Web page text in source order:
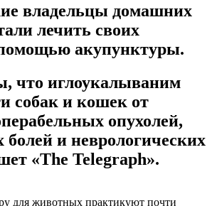
владельцы домашних
лечить своих
акупунктуры.
что иглоукалываним
собак и кошек от
опухолей,
болей и неврологических
«The Telegraph».
для животных практикуют почти